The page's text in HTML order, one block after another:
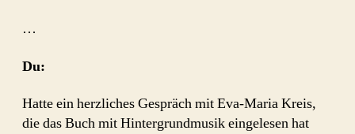
…
Du:
Hatte ein herzliches Gespräch mit Eva-Maria Kreis,
die das Buch mit Hintergrundmusik eingelesen hat